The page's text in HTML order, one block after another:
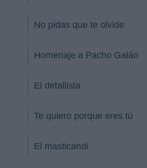
No pidas que te olvide
Homenaje a Pacho Galán
El detallista
Te quiero porque eres tú
El masticandi